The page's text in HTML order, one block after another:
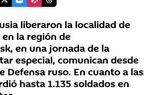
liberaron la localidad de
la región de
en una jornada de la
especial, comunican desde
Defensa ruso. En cuanto a las
hasta 1.135 soldados en